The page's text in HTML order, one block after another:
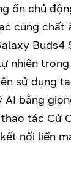
ồn chủ
cùng chất
Buds4
nhiên
sử dụng
bằng
tác Cử
nối liền